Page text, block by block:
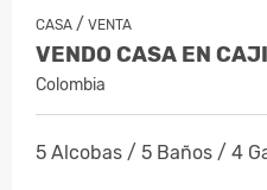
CASA / VENTA
VENDO CASA EN
Colombia
5 Alcobas / 5 Baños / 4